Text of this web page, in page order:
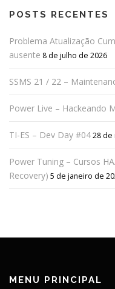
POSTS RECENTES
Problema Atualização
ausente 8 de julho de 2026
SSMS 21 / 22 –
Power Live – Hackeando
TI-ES – Dev Day #0428 de
Power Tuning – Cursos
Recovery) 5 de janeiro de
MENU PRINCIPAL